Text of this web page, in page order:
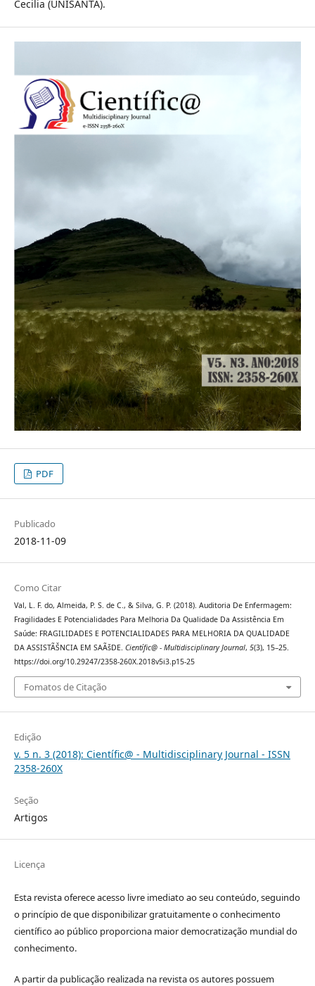
Cecilia (UNISANTA).
PDF
Publicado
2018-11-09
Como Citar
Val, L. F. do, Almeida, P. S. de C., & Silva, G. P. (2018). Auditoria De Enfermagem:
Fragilidades E Potencialidades Para Melhoria Da Qualidade Da Assistência Em
Saúde: FRAGILIDADES E POTENCIALIDADES PARA MELHORIA DA QUALIDADE
DA ASSISTÃŠNCIA EM SAÃšDE. Científic@ - Multidisciplinary Journal, 5(3), 15–25.
https://doi.org/10.29247/2358-260X.2018v5i3.p15-25
Fomatos de Citação
Edição
v. 5 n. 3 (2018): Científic@ - Multidisciplinary Journal - ISSN
2358-260X
Seção
Artigos
Licença
Esta revista oferece acesso livre imediato ao seu conteúdo, seguindo
o princípio de que disponibilizar gratuitamente o conhecimento
científico ao público proporciona maior democratização mundial do
conhecimento.
A partir da publicação realizada na revista os autores possuem